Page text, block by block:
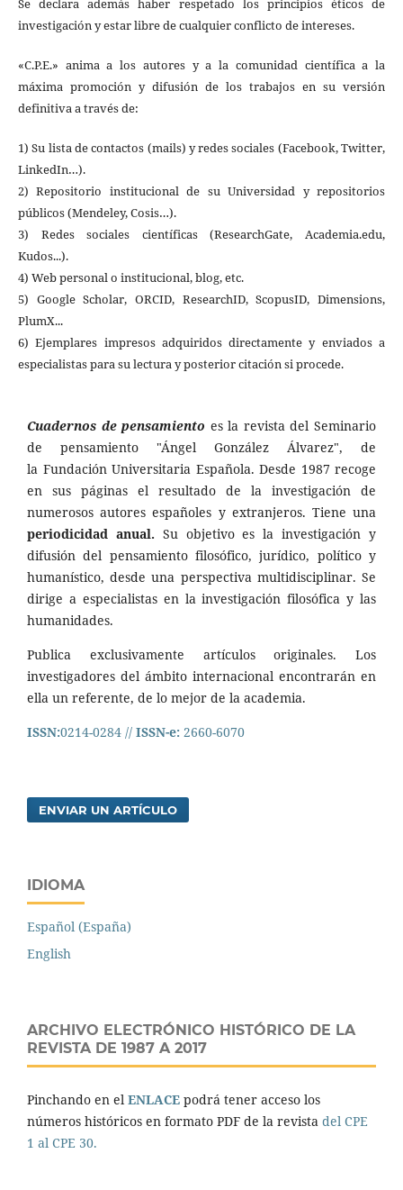
Se declara además haber respetado los principios éticos de
investigación y estar libre de cualquier conflicto de intereses.
«C.P.E.» anima a los autores y a la comunidad científica a la
máxima promoción y difusión de los trabajos en su versión
definitiva a través de:
1) Su lista de contactos (mails) y redes sociales (Facebook, Twitter,
LinkedIn…).
2) Repositorio institucional de su Universidad y repositorios
públicos (Mendeley, Cosis…).
3) Redes sociales científicas (ResearchGate, Academia.edu,
Kudos...).
4) Web personal o institucional, blog, etc.
5) Google Scholar, ORCID, ResearchID, ScopusID, Dimensions,
PlumX...
6) Ejemplares impresos adquiridos directamente y enviados a
especialistas para su lectura y posterior citación si procede.
Cuadernos de pensamiento es la revista del Seminario
de pensamiento "Ángel González Álvarez", de
la Fundación Universitaria Española. Desde 1987 recoge
en sus páginas el resultado de la investigación de
numerosos autores españoles y extranjeros. Tiene una
periodicidad anual. Su objetivo es la investigación y
difusión del pensamiento filosófico, jurídico, político y
humanístico, desde una perspectiva multidisciplinar. Se
dirige a especialistas en la investigación filosófica y las
humanidades.
Publica exclusivamente artículos originales. Los
investigadores del ámbito internacional encontrarán en
ella un referente, de lo mejor de la academia.
ISSN:0214-0284 // ISSN-e: 2660-6070
ENVIAR UN ARTÍCULO
IDIOMA
Español (España)
English
ARCHIVO ELECTRÓNICO HISTÓRICO DE LA
REVISTA DE 1987 A 2017
Pinchando en el ENLACE podrá tener acceso los
números históricos en formato PDF de la revista del CPE
1 al CPE 30.